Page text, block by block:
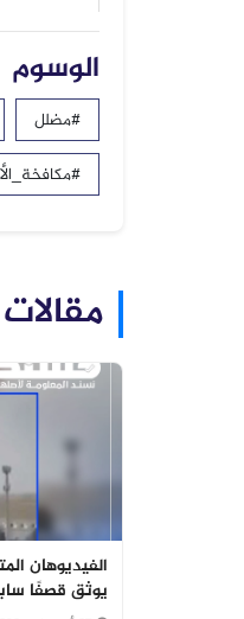
الوسوم
#مضلل
الفيديوهان
يوثق قصفًا